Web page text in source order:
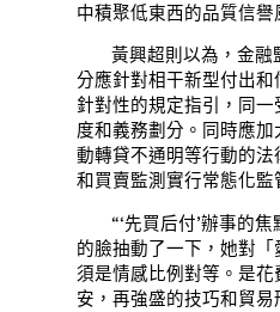
中積聚低東西的品質信譽
黃興超則以為，金融
分應針對相干新型付出和
針對性的規定指引，同
度和義務劃分。同時應
動轉貸不通明等行動的
和買賣監測實行常態化監
“‘先買后付’辦事的
的臉抽動了一下，她對
須是情感比例對等。是
安，再強盛的技巧和貿